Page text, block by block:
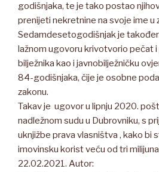
godišnjaka, te je tako postao
prenijeti nekretnine na svoje ime u
Sedamdesetogodišnjak je također
lažnom ugovoru krivotvorio pečat
bilježnika kao i javnobilježničku
84-godišnjaka, čije je osobne
zakonu.
Takav je ugovor u lipnju 2020.
nadležnom sudu u Dubrovniku, s
uknjižbe prava vlasništva , kako bi
imovinsku korist veću od tri
22.02.2021. Autor: